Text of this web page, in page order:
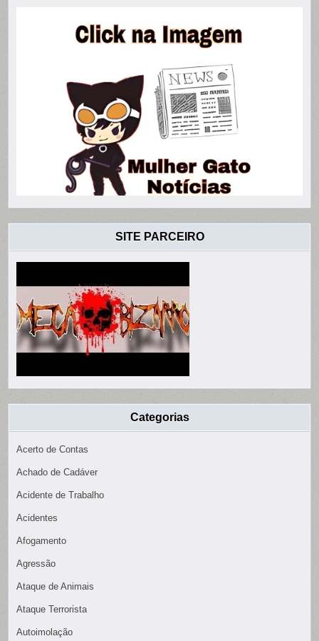
SITE PARCEIRO
Categorias
Acerto de Contas
Achado de Cadáver
Acidente de Trabalho
Acidentes
Afogamento
Agressão
Ataque de Animais
Ataque Terrorista
Autoimolação